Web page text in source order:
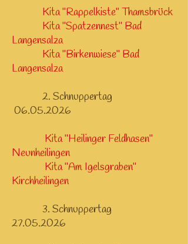
Kita "Rappelkiste" Thamsbrück
Kita "Spatzennest" Bad
Langensalza
Kita "Birkenwiese" Bad
Langensalza
2. Schnuppertag
06.05.2026
Kita "Heilinger Feldhasen"
Neunheilingen
Kita "Am Igelsgraben"
Kirchheilingen
3. Schnuppertag
27.05.2026